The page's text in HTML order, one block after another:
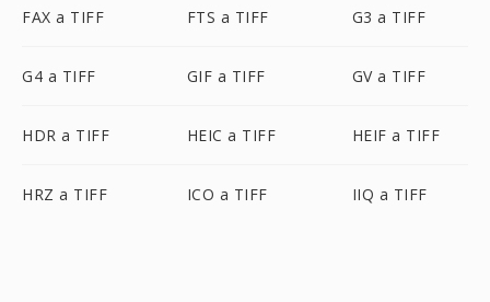
FAX a TIFF FTS a TIFF G3 a TIFF
G4 a TIFF GIF a TIFF GV a TIFF
HDR a TIFF HEIC a TIFF HEIF a TIFF
HRZ a TIFF ICO a TIFF IIQ a TIFF